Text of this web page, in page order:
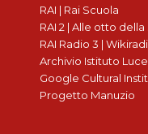
RAI | Rai Scuola
RAI 2 | Alle otto della
RAI Radio 3 |
Archivio Istituto Luce
Google Cultural
Progetto Manuzio